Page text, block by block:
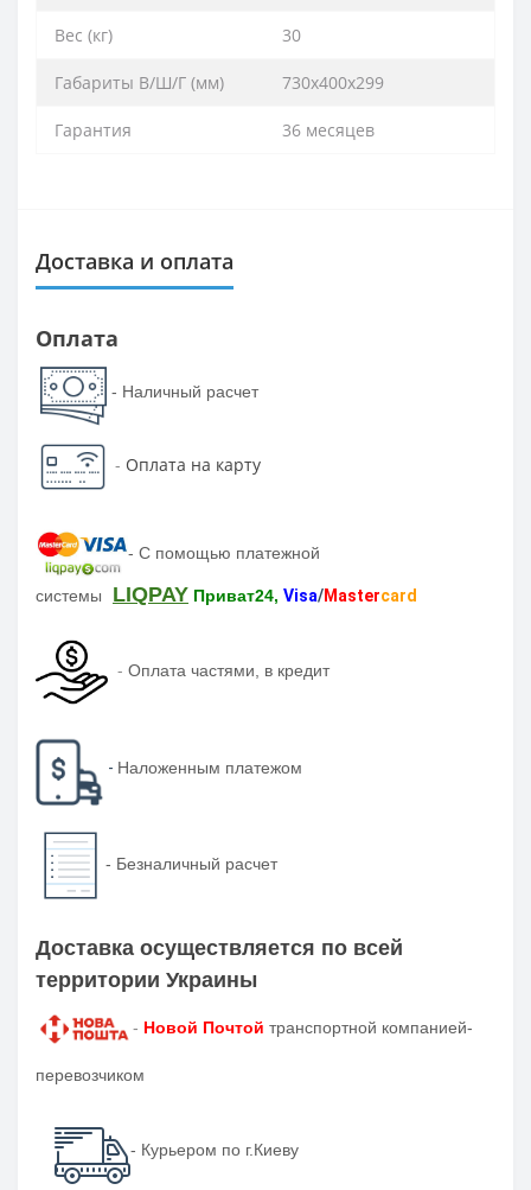
Вес (кг) 30
Габариты В/Ш/Г (мм) 730х400х299
Гарантия 36 месяцев
Доставка и оплата
Оплата
- Наличный расчет
- Оплата на карту
- С помощью платежной
системы LIQPAY Приват24, Visa/Mastercard
- Оплата частями, в кредит
- Наложенным платежом
- Безналичный расчет
Доставка осуществляется по всей
территории Украины
- Новой Почтой транспортной компанией-
перевозчиком
- Курьером по г.Киеву